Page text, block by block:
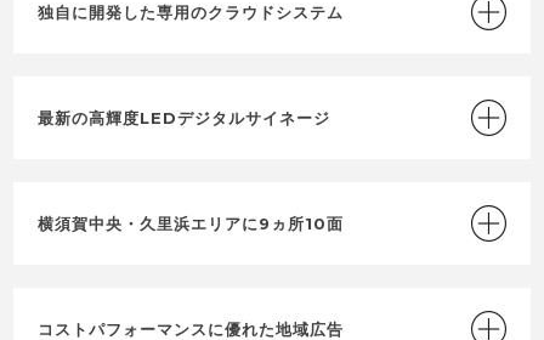
独自に開発した専用のクラウドシステム
最新の高輝度LEDデジタルサイネージ
横須賀中央・久里浜エリアに9ヵ所10面
コストパフォーマンスに優れた地域広告